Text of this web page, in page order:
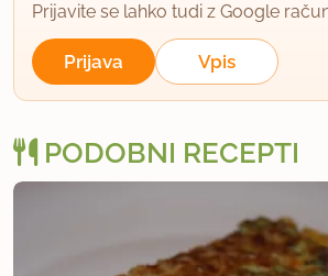
Prijavite se lahko tudi z Google
Prijava Vpis
PODOBNI RECEPTI